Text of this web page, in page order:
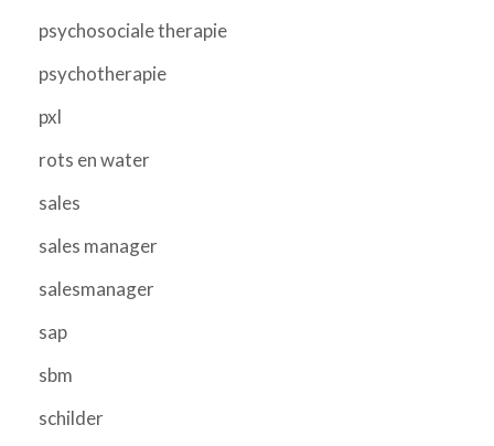
psychosociale therapie
psychotherapie
pxl
rots en water
sales
sales manager
salesmanager
sap
sbm
schilder